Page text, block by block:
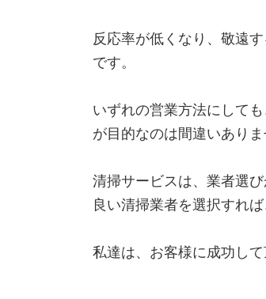
反応率が低くなり、敬遠
です。
いずれの営業方法にして
が目的なのは間違いありま
清掃サービスは、業者選び
良い清掃業者を選択すれ
私達は、お客様に成功し